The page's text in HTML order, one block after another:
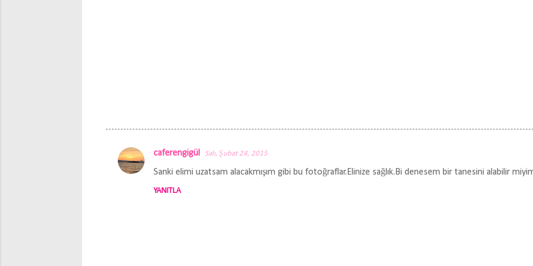
Y
caferengigül Salı, Şubat 24, 2015
Sanki elimi uzatsam alacakmışım gibi bu fotoğraflar.Elinize sağlık.Bi denesem bir tanesini alabilir
YANITLA